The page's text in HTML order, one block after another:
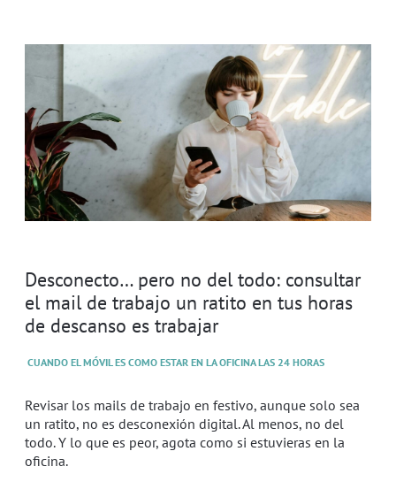
Desconecto… pero no del todo: consultar
el mail de trabajo un ratito en tus horas
de descanso es trabajar
CUANDO EL MÓVIL ES COMO ESTAR EN LA OFICINA LAS 24 HORAS
Revisar los mails de trabajo en festivo, aunque solo sea
un ratito, no es desconexión digital. Al menos, no del
todo. Y lo que es peor, agota como si estuvieras en la
oficina.